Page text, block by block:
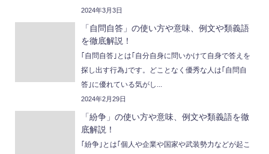
2024年3月3日
「自問自答」の使い方や意味、例文や類義語
を徹底解説！
｢自問自答｣とは｢自分自身に問いかけて自身で答えを
探し出す行為｣です。どことなく優秀な人は｢自問自
答｣に優れている気がし...
2024年2月29日
「紛争」の使い方や意味、例文や類義語を徹
底解説！
｢紛争｣とは｢個人や企業や国家や武装勢力などが起こ